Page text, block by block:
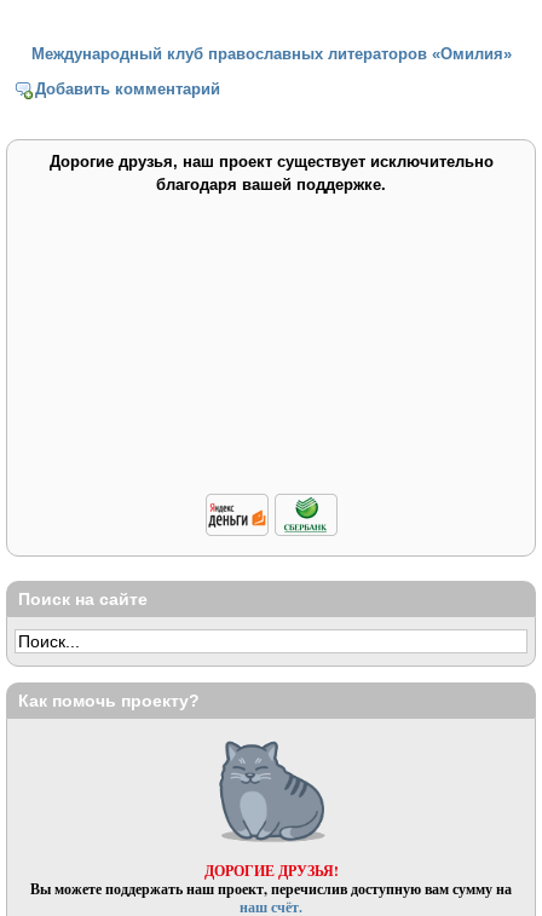
Международный клуб православных литераторов «Омилия»
Добавить комментарий
Дорогие друзья, наш проект существует исключительно
благодаря вашей поддержке.
Поиск на сайте
Как помочь проекту?
ДОРОГИЕ ДРУЗЬЯ!
Вы можете поддержать наш проект, перечислив доступную вам сумму на
наш счёт.